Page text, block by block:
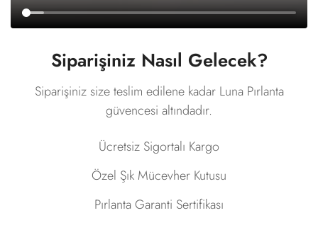
Siparişiniz Nasıl Gelecek?
Siparişiniz size teslim edilene kadar Luna Pırlanta
güvencesi altındadır.
Ücretsiz Sigortalı Kargo
Özel Şık Mücevher Kutusu
Pırlanta Garanti Sertifikası